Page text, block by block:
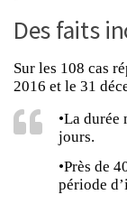
Des faits
Sur les 108 cas
2016 et le 31
•La durée
jours.
•Près de
période